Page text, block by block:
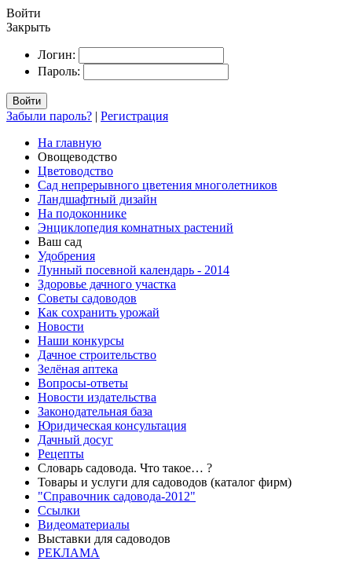
Войти
Закрыть
Логин:
Пароль:
Войти
Забыли пароль? | Регистрация
На главную
Овощеводство
Цветоводство
Сад непрерывного цветения многолетников
Ландшафтный дизайн
На подоконнике
Энциклопедия комнатных растений
Ваш сад
Удобрения
Лунный посевной календарь - 2014
Здоровье дачного участка
Советы садоводов
Как сохранить урожай
Новости
Наши конкурсы
Дачное строительство
Зелёная аптека
Вопросы-ответы
Новости издательства
Законодательная база
Юридическая консультация
Дачный досуг
Рецепты
Словарь садовода. Что такое… ?
Товары и услуги для садоводов (каталог фирм)
"Справочник садовода-2012"
Ссылки
Видеоматериалы
Выставки для садоводов
РЕКЛАМА